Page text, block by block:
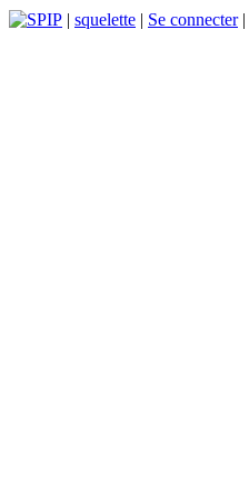
| squelette | Se connecter|